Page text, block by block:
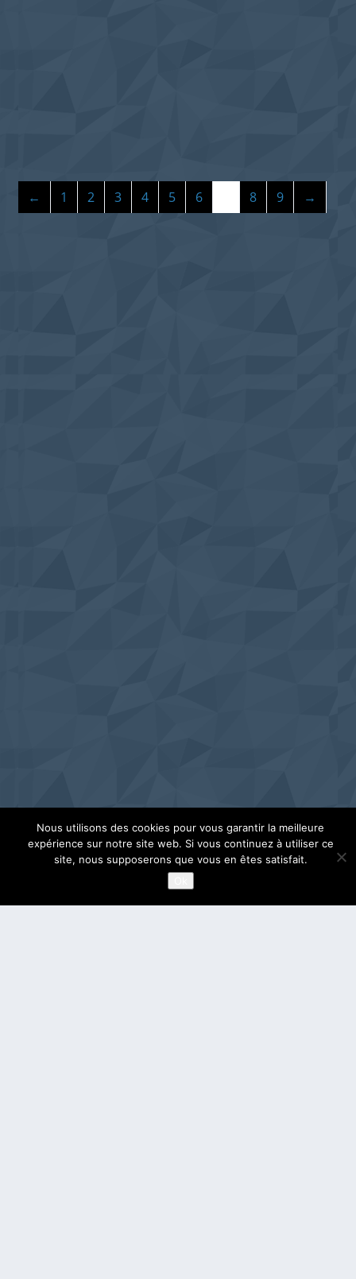
← 1 2 3 4 5 6 8 9 →
Nous utilisons des cookies pour vous garantir la meilleure
expérience sur notre site web. Si vous continuez à utiliser ce
site, nous supposerons que vous en êtes satisfait.